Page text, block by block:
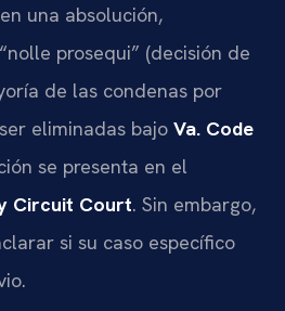
una absolución,
prosequi” (decisión de
de las condenas por
eliminadas bajo Va. Code
se presenta en el
Circuit Court. Sin embargo,
si su caso específico